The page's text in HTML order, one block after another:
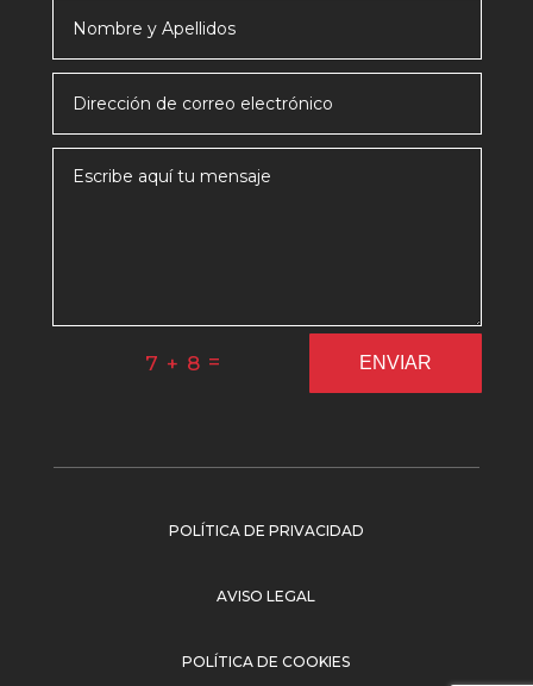
7 + 8 = ENVIAR
POLÍTICA DE PRIVACIDAD
AVISO LEGAL
POLÍTICA DE COOKIES